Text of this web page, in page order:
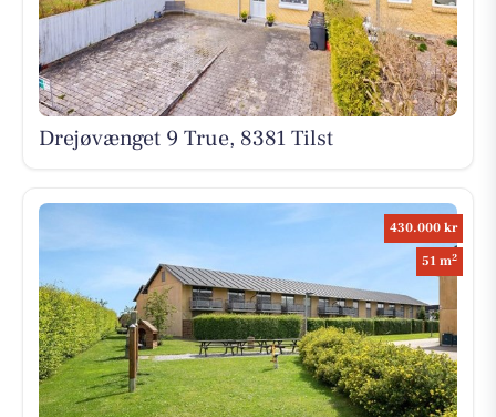
Drejøvænget 9 True, 8381 Tilst
430.000 kr
51 m2